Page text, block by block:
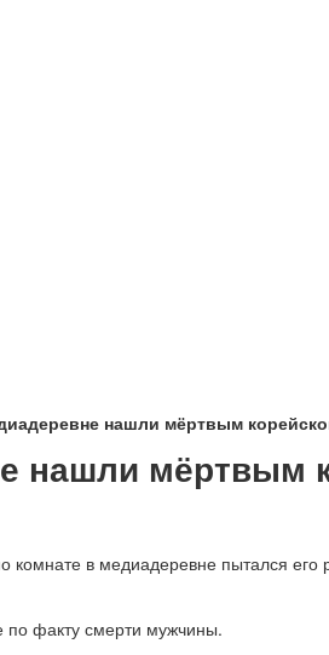
нашли мёртвым
нашли мёртвым
в медиадеревне пытался
по факту смерти мужчины.